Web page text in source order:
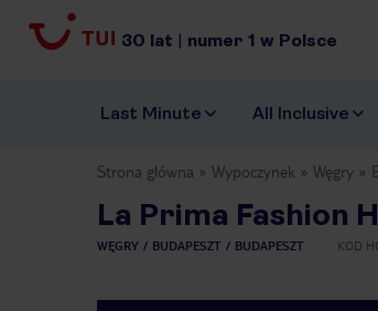
30 lat | numer 1 w Polsce
Last Minute All Inclusive
Strona główna Wypoczynek Węgry
La Prima Fashion
WĘGRY BUDAPESZT BUDAPESZT KOD